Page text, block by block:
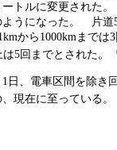
ートルに変更された
うになった。 片道
から1000kmまでは
5回までとされた。
日、電車区間を除き
現在に至っている。